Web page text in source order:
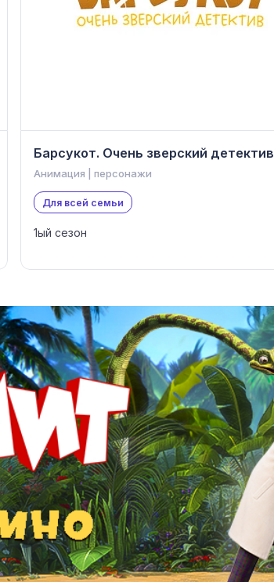
Барсукот. Очень зверский детектив
Анимация | персонажи
Для всей семьи
1ый сезон